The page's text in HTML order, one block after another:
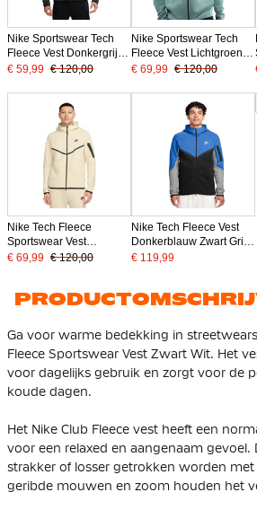
Nike Sportswear Tech
Fleece Vest Donkergrijs
Zwart
€ 59,99 € 120,00
Nike Sportswear Tech
Fleece Vest Lichtgroen
Zwart
€ 69,99 € 120,00
Nike Tech Fleece
Sportswear Vest
Gebroken Wit Zwart
€ 69,99 € 120,00
Nike Tech Fleece Vest
Donkerblauw Zwart Grijs
Wit
€ 119,99
Ga voor warme bedekking in
Fleece Sportswear Vest Zwart Wit. Het
voor dagelijks gebruik en zorgt voor de
koude dagen.
Het Nike Club Fleece vest heeft een
voor een relaxed en aangenaam gevoel.
strakker of losser getrokken worden
geribde mouwen en zoom houden het